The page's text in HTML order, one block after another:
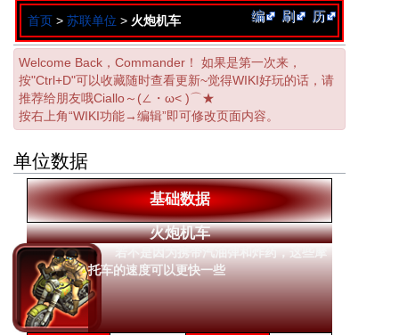
导
搜
编 刷 历
首页 > 苏联单位 > 火炮机车
Welcome Back，Commander！ 如果是第一次来，
按"Ctrl+D"可以收藏随时查看更新~觉得WIKI好玩的话，请
推荐给朋友哦Ciallo～(∠・ω< )⌒★
按右上角“WIKI功能→编辑”即可修改页面内容。
单位数据
基础数据
火炮机车
若不是因为携带汽油弹和炸药，这些摩
托车的速度可以更快一些